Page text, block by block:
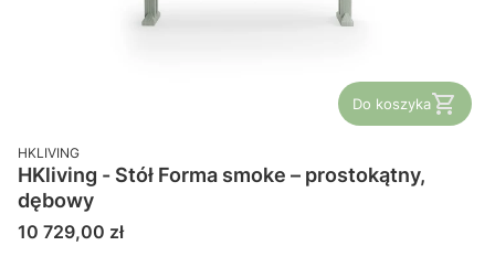
Do koszyka
PRODUCENT
HKLIVING
HKliving - Stół Forma smoke – prostokątny,
dębowy
Cena
10 729,00 zł